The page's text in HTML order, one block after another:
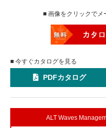
■ 画像をクリックでメ
■ 今すぐカタログを見る
PDFカタログ
ALT Waves